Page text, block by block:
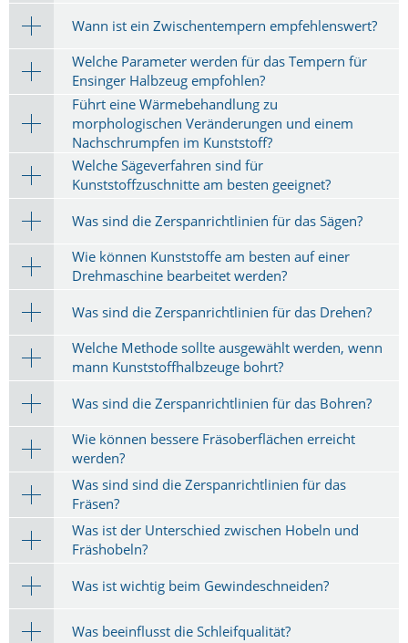
Wann ist ein Zwischentempern empfehlenswert?
Welche Parameter werden für das Tempern für
Ensinger Halbzeug empfohlen?
Führt eine Wärmebehandlung zu
morphologischen Veränderungen und einem
Nachschrumpfen im Kunststoff?
Welche Sägeverfahren sind für
Kunststoffzuschnitte am besten geeignet?
Was sind die Zerspanrichtlinien für das Sägen?
Wie können Kunststoffe am besten auf einer
Drehmaschine bearbeitet werden?
Was sind die Zerspanrichtlinien für das Drehen?
Welche Methode sollte ausgewählt werden, wenn
mann Kunststoffhalbzeuge bohrt?
Was sind die Zerspanrichtlinien für das Bohren?
Wie können bessere Fräsoberflächen erreicht
werden?
Was sind sind die Zerspanrichtlinien für das
Fräsen?
Was ist der Unterschied zwischen Hobeln und
Fräshobeln?
Was ist wichtig beim Gewindeschneiden?
Was beeinflusst die Schleifqualität?